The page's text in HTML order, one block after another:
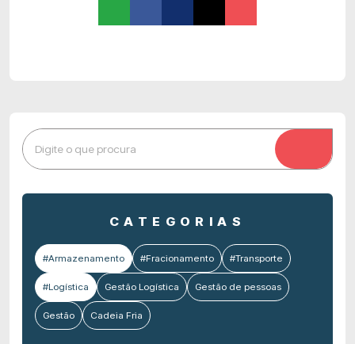
CATEGORIAS
#Armazenamento #Fracionamento #Transporte
#Logística Gestão Logística Gestão de pessoas
Gestão Cadeia Fria